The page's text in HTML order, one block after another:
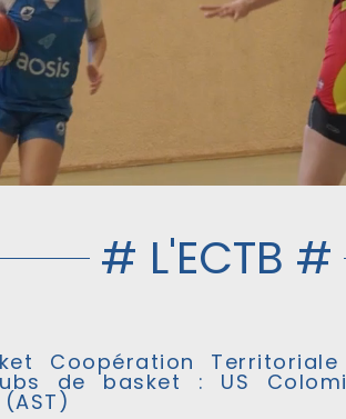
# L'ECTB #
Coopération
de basket : US